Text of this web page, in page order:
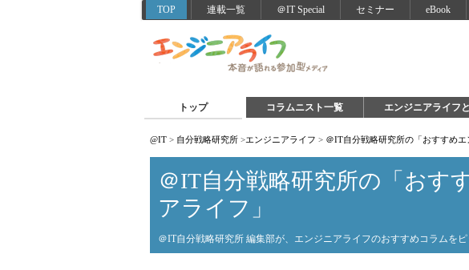
TOP 連載一覧 ＠IT Special セミナー eBook
トップ コラムニスト一覧 エンジニアライフ
@IT > 自分戦略研究所 >エンジニアライフ > ＠IT自分戦略研究所の「おすすめエ
＠IT自分戦略研究所の「おす
アライフ」
＠IT自分戦略研究所 編集部が、エンジニアライフのおすすめコラムをピ